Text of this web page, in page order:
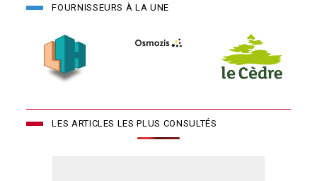
FOURNISSEURS À LA UNE
LES ARTICLES LES PLUS CONSULTÉS